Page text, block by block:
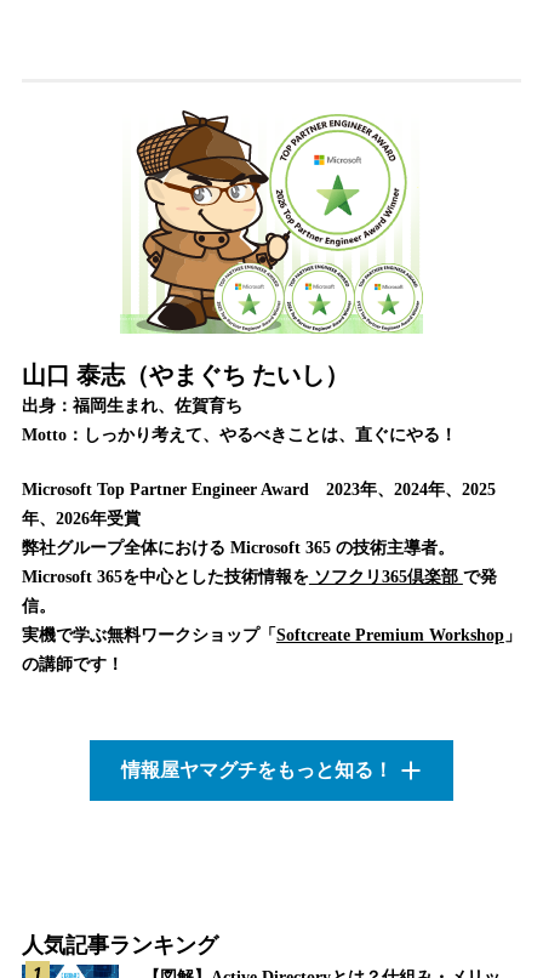
山口 泰志（やまぐち たいし）
出身：福岡生まれ、佐賀育ち
Motto：しっかり考えて、やるべきことは、直ぐにやる！
Microsoft Top Partner Engineer Award 2023年、2024年、2025
年、2026年受賞
弊社グループ全体における Microsoft 365 の技術主導者。
Microsoft 365を中心とした技術情報をソフクリ365倶楽部 で発
信。
実機で学ぶ無料ワークショップ「Softcreate Premium Workshop」
の講師です！
情報屋ヤマグチをもっと知る！
人気記事ランキング